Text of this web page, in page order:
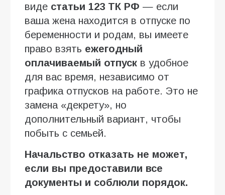
виде статьи 123 ТК РФ — если
ваша жена находится в отпуске по
беременности и родам, вы имеете
право взять ежегодный
оплачиваемый отпуск в удобное
для вас время, независимо от
графика отпусков на работе. Это не
замена «декрету», но
дополнительный вариант, чтобы
побыть с семьей.
Начальство отказать не может,
если вы предоставили все
документы и соблюли порядок.